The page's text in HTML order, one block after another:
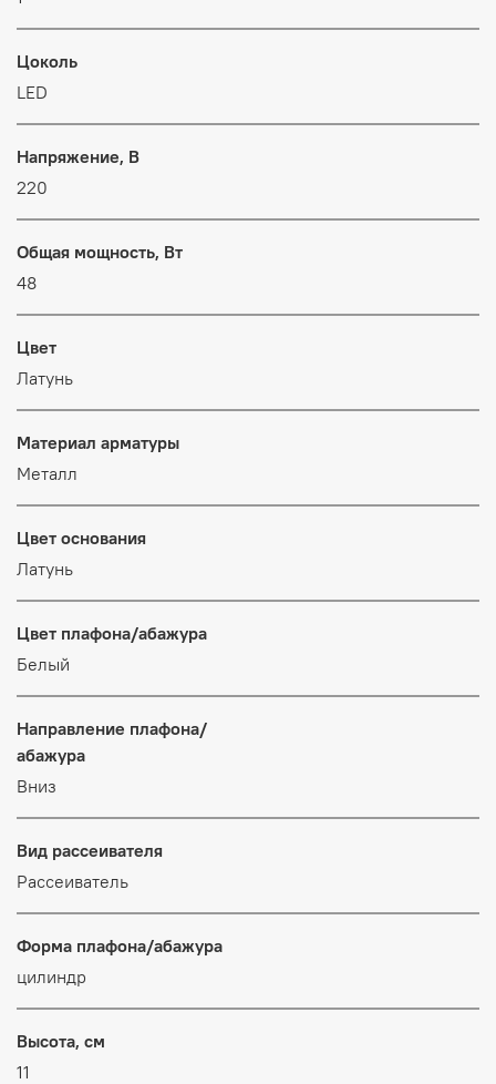
Цоколь
LED
Напряжение, В
220
Общая мощность, Вт
48
Цвет
Латунь
Материал арматуры
Металл
Цвет основания
Латунь
Цвет плафона/абажура
Белый
Направление плафона/
абажура
Вниз
Вид рассеивателя
Рассеиватель
Форма плафона/абажура
цилиндр
Высота, см
11